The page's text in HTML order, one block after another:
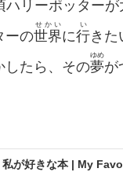
ハリーポッターが
ーの世界
せかい
に行
い
きた
したら、その夢
ゆめ
が
私が好きな本 | My